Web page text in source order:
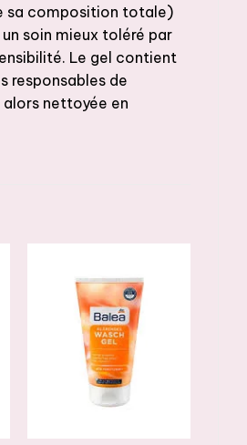
sa composition totale)
soin mieux toléré par
Le gel contient
responsables de
alors nettoyée en
AJOUTER
À LA
LISTE DE
SOUHAITS